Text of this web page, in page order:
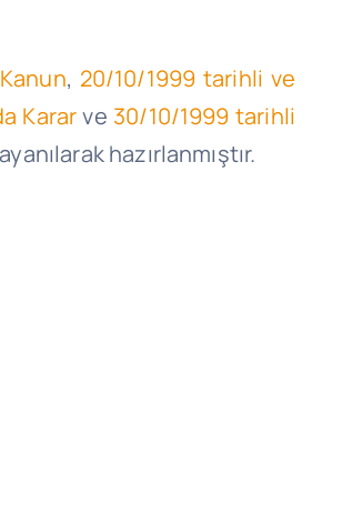
, 20/10/1999 tarihli ve
Kararve 30/10/1999 tarihli
hazırlanmıştır.